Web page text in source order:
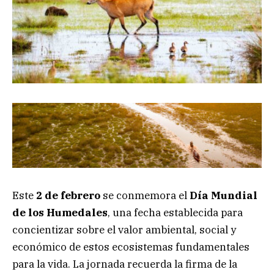
Este 2 de febrero se conmemora el Día Mundial
de los Humedales, una fecha establecida para
concientizar sobre el valor ambiental, social y
económico de estos ecosistemas fundamentales
para la vida. La jornada recuerda la firma de la